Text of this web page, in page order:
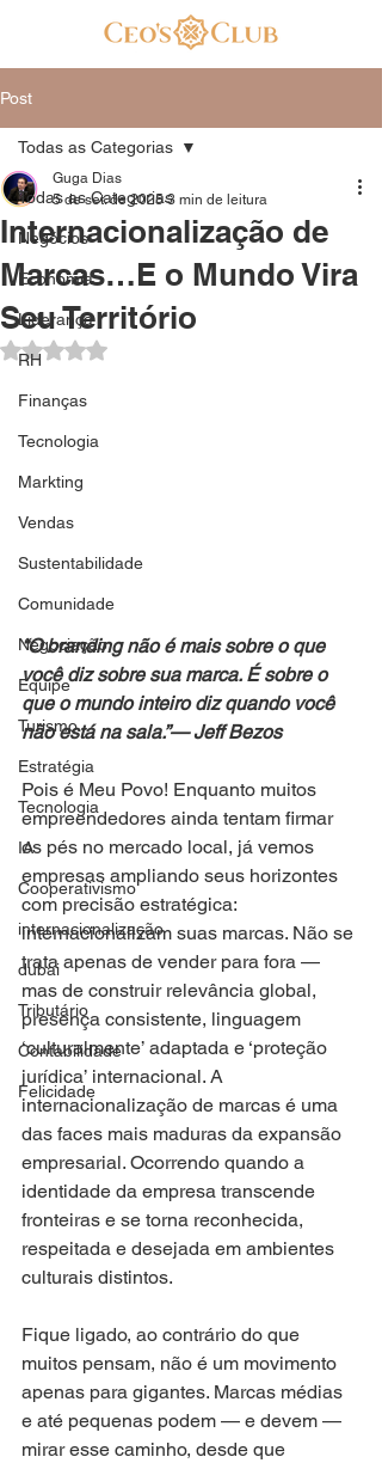
Post
Todas as Categorias
Negócios
Economia
Liderança
RH
Finanças
Tecnologia
Markting
Vendas
Sustentabilidade
Comunidade
Negociação
Equipe
Turismo
Estratégia
Tecnologia
IA
Cooperativismo
internacionalização
dubai
Tributário
Contabilidade
Felicidade
Todas as Categorias
Internacionalização de
Marcas…E o Mundo Vira
Seu Território
Guga Dias
5 de set. de 2025 3 min de leitura
Avaliado com NaN de 5 estrelas.
“O branding não é mais sobre o que
você diz sobre sua marca. É sobre o
que o mundo inteiro diz quando você
não está na sala.”— Jeff Bezos
Pois é Meu Povo! Enquanto muitos
empreendedores ainda tentam firmar
os pés no mercado local, já vemos
empresas ampliando seus horizontes
com precisão estratégica:
internacionalizam suas marcas. Não se
trata apenas de vender para fora —
mas de construir relevância global,
presença consistente, linguagem
‘culturalmente’ adaptada e ‘proteção
jurídica’ internacional. A
internacionalização de marcas é uma
das faces mais maduras da expansão
empresarial. Ocorrendo quando a
identidade da empresa transcende
fronteiras e se torna reconhecida,
respeitada e desejada em ambientes
culturais distintos.
Fique ligado, ao contrário do que
muitos pensam, não é um movimento
apenas para gigantes. Marcas médias
e até pequenas podem — e devem —
mirar esse caminho, desde que